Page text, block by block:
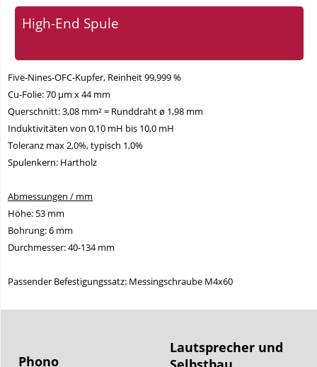
High-End Spule
Five-Nines-OFC-Kupfer, Reinheit 99,999 %
Cu-Folie: 70 µm x 44 mm
Querschnitt: 3,08 mm² = Runddraht ø 1,98 mm
Induktivitäten von 0,10 mH bis 10,0 mH
Toleranz max 2,0%, typisch 1,0%
Spulenkern: Hartholz
Abmessungen / mm
Höhe: 53 mm
Bohrung: 6 mm
Durchmesser: 40-134 mm
Passender Befestigungssatz: Messingschraube M4x60
Lautsprecher und
Phono